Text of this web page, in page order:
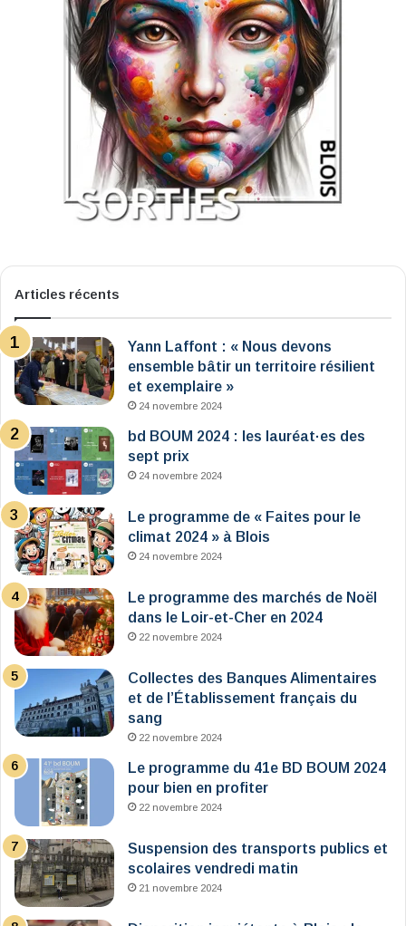
Articles récents
Yann Laffont : « Nous devons
ensemble bâtir un territoire résilient
et exemplaire »
24 novembre 2024
bd BOUM 2024 : les lauréat·es des
sept prix
24 novembre 2024
Le programme de « Faites pour le
climat 2024 » à Blois
24 novembre 2024
Le programme des marchés de Noël
dans le Loir-et-Cher en 2024
22 novembre 2024
Collectes des Banques Alimentaires
et de l’Établissement français du
sang
22 novembre 2024
Le programme du 41e BD BOUM 2024
pour bien en profiter
22 novembre 2024
Suspension des transports publics et
scolaires vendredi matin
21 novembre 2024